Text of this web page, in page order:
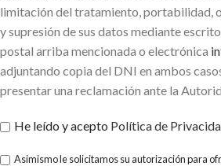
limitación del tratamiento, portabilidad,
y supresión de sus datos mediante
postal arriba mencionada o electrónica
adjuntando copia del DNI en ambos
presentar una reclamación ante la
He leído y acepto Política de
Asimismo le solicitamos su autorización para